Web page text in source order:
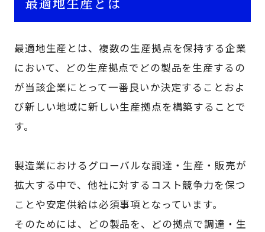
最適地生産とは、複数の生産拠点を保持する企業
において、どの生産拠点でどの製品を生産するの
が当該企業にとって一番良いか決定することおよ
び新しい地域に新しい生産拠点を構築することで
す。
製造業におけるグローバルな調達・生産・販売が
拡大する中で、他社に対するコスト競争力を保つ
ことや安定供給は必須事項となっています。
そのためには、どの製品を、どの拠点で調達・生